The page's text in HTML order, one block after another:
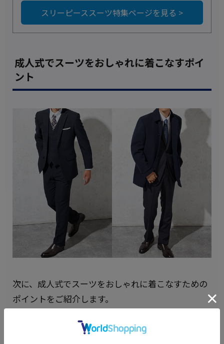
スリーピーススーツ特集ページを見る >
成人式でスーツをおしゃれに着こなすポイ
ント
次に、成人式でスーツをおしゃれに着こなすための
ポイントをご紹介します。
スーツはサイズ感が命